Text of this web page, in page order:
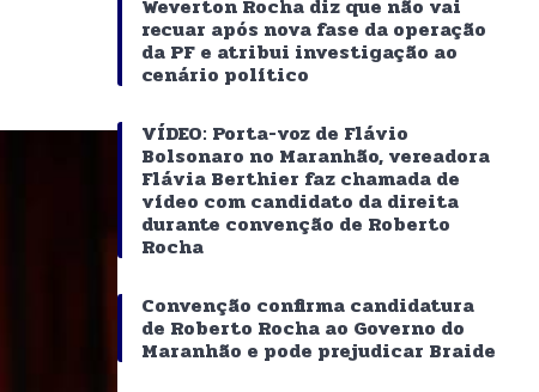
Weverton Rocha diz que não vai
recuar após nova fase da operação
da PF e atribui investigação ao
cenário político
VÍDEO: Porta-voz de Flávio
Bolsonaro no Maranhão, vereadora
Flávia Berthier faz chamada de
vídeo com candidato da direita
durante convenção de Roberto
Rocha
Convenção confirma candidatura
de Roberto Rocha ao Governo do
Maranhão e pode prejudicar Braide